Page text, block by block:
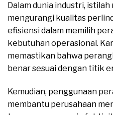
Dalam dunia industri,
mengurangi kualitas
efisiensi dalam memilih
kebutuhan operasional.
memastikan bahwa
benar sesuai dengan titik
Kemudian, penggunaan
membantu perusahaan